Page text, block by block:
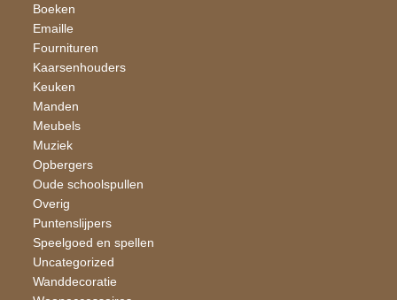
Boeken
Emaille
Fournituren
Kaarsen​houders
Keuken
Manden
Meubels
Muziek
Opbergers
Oude schoolspullen
Overig
Puntenslijpers
Speelgoed en spellen
Uncategorized
Wand​decoratie